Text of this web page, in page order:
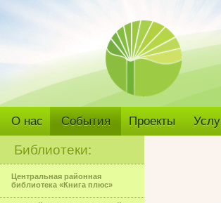
О нас События Проекты
Библиотеки:
Центральная районная
библиотека «Книга плюс»